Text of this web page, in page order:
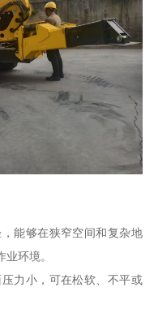
能够在狭窄空间和复杂地
环境。
力小，可在松软、不平或